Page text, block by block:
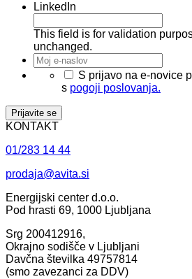
LinkedIn
This field is for validation
unchanged.
Moj
e-
naslov*
S prijavo na e-novice
s pogoji poslovanja.
KONTAKT
01/283 14 44
prodaja@avita.si
Energijski center d.o.o.
Pod hrasti 69, 1000 Ljubljana
Srg 200412916,
Okrajno sodišče v Ljubljani
Davčna številka 49757814
(smo zavezanci za DDV)